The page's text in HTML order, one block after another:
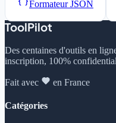
Formateur JSON
ToolPilot
Des centaines d'outils en
inscription, 100%
Fait avec en France
Catégories